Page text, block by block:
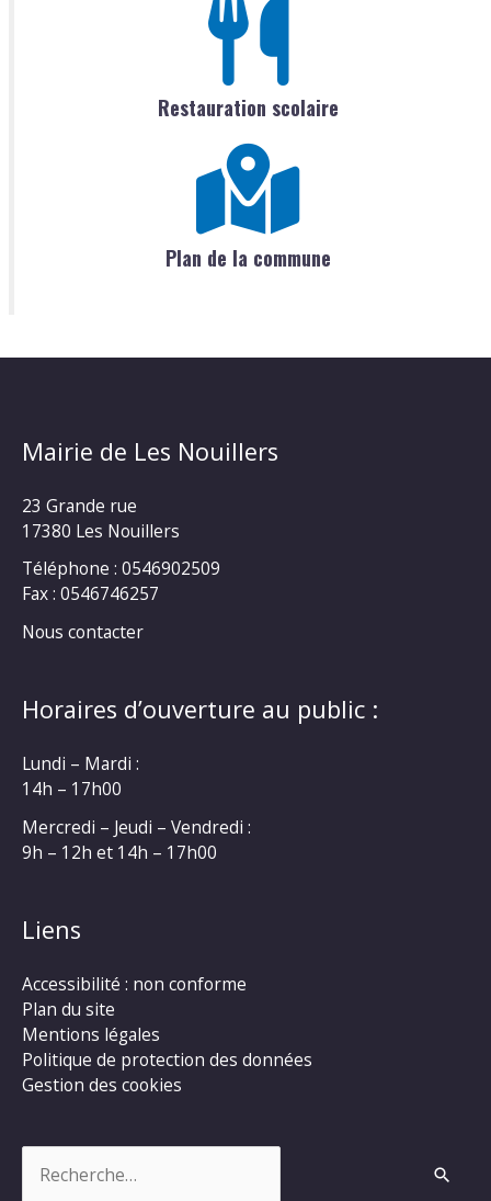
Restauration scolaire
Plan de la commune
Mairie de Les Nouillers
23 Grande rue
17380 Les Nouillers
Téléphone : 0546902509
Fax : 0546746257
Nous contacter
Horaires d’ouverture au public :
Lundi – Mardi :
14h – 17h00
Mercredi – Jeudi – Vendredi :
9h – 12h et 14h – 17h00
Liens
Accessibilité : non conforme
Plan du site
Mentions légales
Politique de protection des données
Gestion des cookies